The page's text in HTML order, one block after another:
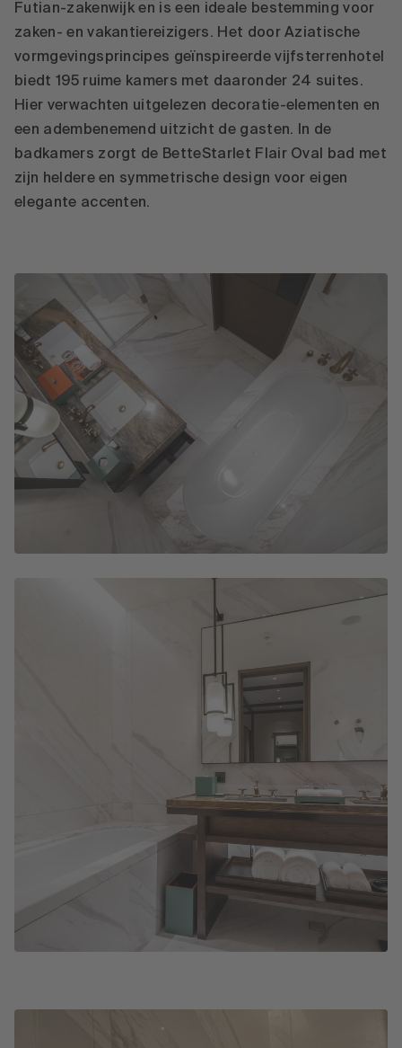
Futian-zakenwijk en is een ideale bestemming voor
zaken- en vakantiereizigers. Het door Aziatische
vormgevingsprincipes geïnspireerde vijfsterrenhotel
biedt 195 ruime kamers met daaronder 24 suites.
Hier verwachten uitgelezen decoratie-elementen en
een adembenemend uitzicht de gasten. In de
badkamers zorgt de BetteStarlet Flair Oval bad met
zijn heldere en symmetrische design voor eigen
elegante accenten.